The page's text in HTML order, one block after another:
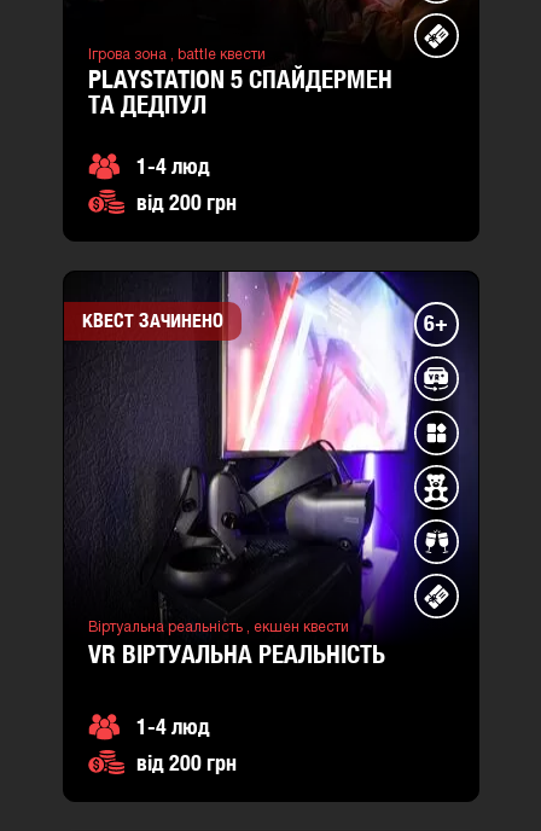
Ігрова зона , battle квести
PLAYSTATION 5 СПАЙДЕРМЕН
ТА ДЕДПУЛ
1-4 люд
від 200 грн
КВЕСТ ЗАЧИНЕНО 6+
Віртуальна реальність , екшен квести
VR ВІРТУАЛЬНА РЕАЛЬНІСТЬ
1-4 люд
від 200 грн